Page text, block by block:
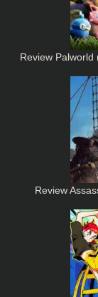
Review
Review